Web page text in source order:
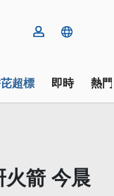
超標 即時 熱
火箭 今晨